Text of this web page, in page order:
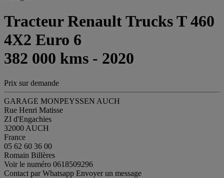
Tracteur Renault Trucks T 460
4X2 Euro 6
382 000 kms - 2020
Prix sur demande
GARAGE MONPEYSSEN AUCH
Rue Henri Matisse
ZI d'Engachies
32000 AUCH
France
05 62 60 36 00
Romain Billères
Voir le numéro 0618509296
Contact par Whatsapp Envoyer un message